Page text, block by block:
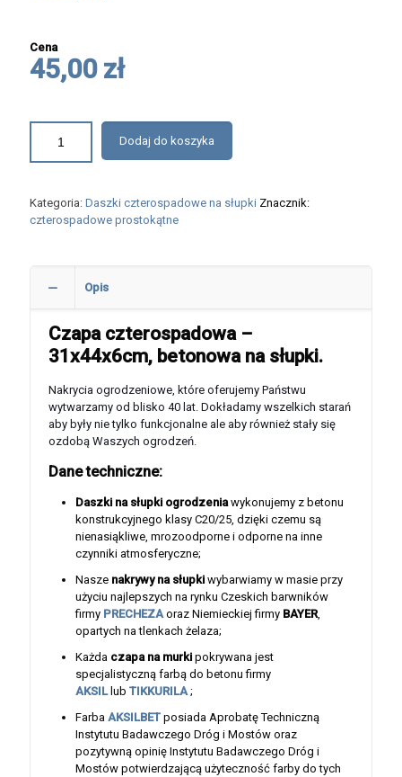
Cena
45,00 zł
Dodaj do koszyka
Kategoria: Daszki czterospadowe na słupki Znacznik:
czterospadowe prostokątne
Opis
Czapa czterospadowa –
31x44x6cm, betonowa na słupki.
Nakrycia ogrodzeniowe, które oferujemy Państwu
wytwarzamy od blisko 40 lat. Dokładamy wszelkich starań
aby były nie tylko funkcjonalne ale aby również stały się
ozdobą Waszych ogrodzeń.
Dane techniczne:
Daszki na słupki ogrodzeniawykonujemy z betonu
konstrukcyjnego klasy C20/25, dzięki czemu są
nienasiąkliwe, mrozoodporne i odporne na inne
czynniki atmosferyczne;
Nasze nakrywy na słupki wybarwiamy w masie przy
użyciu najlepszych na rynku Czeskich barwników
firmy PRECHEZA oraz Niemieckiej firmy BAYER,
opartych na tlenkach żelaza;
Każda czapa na murki pokrywana jest
specjalistyczną farbą do betonu firmy
AKSIL lub TIKKURILA;
Farba AKSILBET posiada Aprobatę Techniczną
Instytutu Badawczego Dróg i Mostów oraz
pozytywną opinię Instytutu Badawczego Dróg i
Mostów potwierdzającą użyteczność farby do tych